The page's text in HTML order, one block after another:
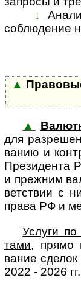
↓
соблюдение
▲
▲
для
ва­нию и
Пре­зи­дента
и преж­ним
вет­ст­вии с
права РФ и
Услуги
тами, прямо
вание
2022 - 2026